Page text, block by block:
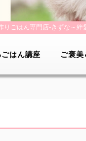
りごはん専門店-きずな～絆
はん講座 ご褒